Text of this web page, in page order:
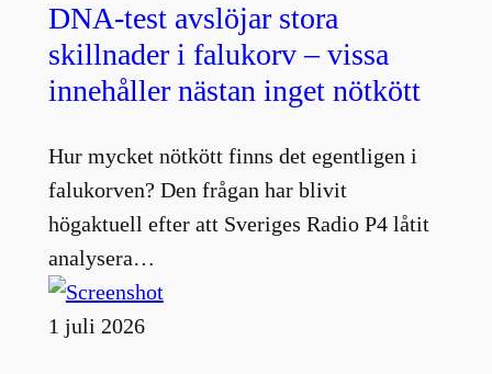
DNA-test avslöjar stora
skillnader i falukorv – vissa
innehåller nästan inget nötkött
Hur mycket nötkött finns det egentligen i
falukorven? Den frågan har blivit
högaktuell efter att Sveriges Radio P4 låtit
analysera…
1 juli 2026